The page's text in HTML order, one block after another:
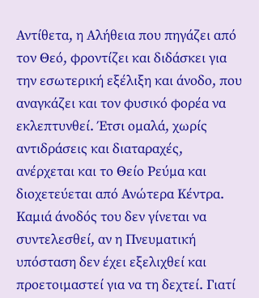
Αντίθετα, η Αλήθεια που πηγάζει από
τον Θεό, φροντίζει και διδάσκει για
την εσωτερική εξέλιξη και άνοδο, που
αναγκάζει και τον φυσικό φορέα να
εκλεπτυνθεί. Έτσι ομαλά, χωρίς
αντιδράσεις και διαταραχές,
ανέρχεται και το Θείο Ρεύμα και
διοχετεύεται από Ανώτερα Κέντρα.
Καμιά άνοδός του δεν γίνεται να
συντελεσθεί, αν η Πνευματική
υπόσταση δεν έχει εξελιχθεί και
προετοιμαστεί για να τη δεχτεί. Γιατί